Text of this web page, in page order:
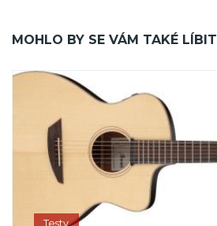
MOHLO BY SE VÁM TAKÉ LÍBIT
Testy